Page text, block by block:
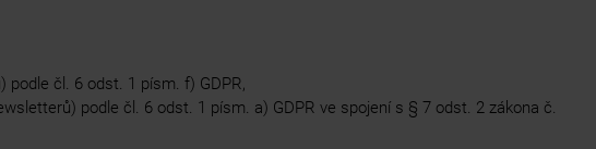
čl. 6 odst. 1 písm. f) GDPR,
podle čl. 6 odst. 1 písm. a) GDPR ve spojení s § 7 odst. 2 zákona č.